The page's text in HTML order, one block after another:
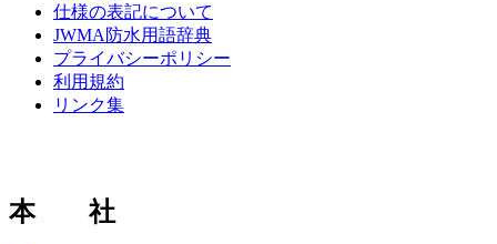
仕様の表記について
JWMA防水用語辞典
プライバシーポリシー
利用規約
リンク集
本 社